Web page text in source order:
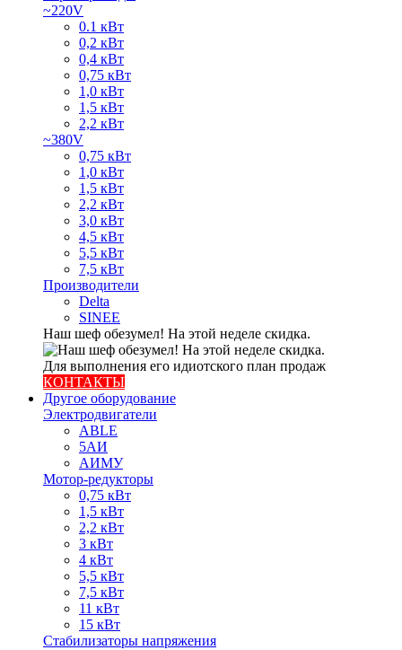
~220V
0.1 кВт
0,2 кВт
0,4 кВт
0,75 кВт
1,0 кВт
1,5 кВт
2,2 кВт
~380V
0,75 кВт
1,0 кВт
1,5 кВт
2,2 кВт
3,0 кВт
4,5 кВт
5,5 кВт
7,5 кВт
Производители
Delta
SINEE
Наш шеф обезумел! На этой неделе скидка.
Для выполнения его идиотского план продаж
КОНТАКТЫ
Другое оборудование
Электродвигатели
ABLE
5АИ
АИМУ
Мотор-редукторы
0,75 кВт
1,5 кВт
2,2 кВт
3 кВт
4 кВт
5,5 кВт
7,5 кВт
11 кВт
15 кВт
Стабилизаторы напряжения